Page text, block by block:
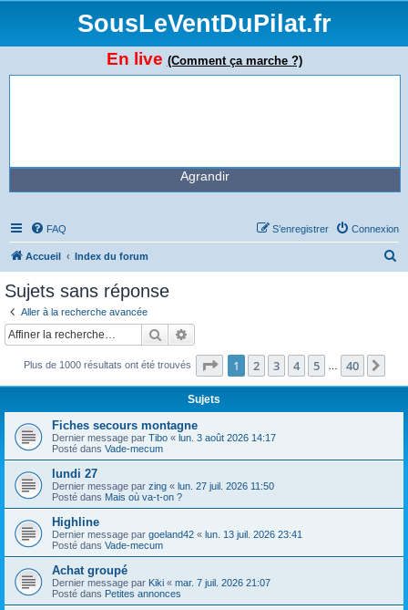
SousLeVentDuPilat.fr
En live (Comment ça marche ?)
Agrandir
FAQ Connexion
S’enregistrer
Accueil Index du forum
c
Sujets sans réponse
Aller à la recherche avancée
Rechercher
Plus de 1000 résultats ont été trouvés Page 1sur40
1 2 3 4 5 40
Sujets
Fiches secours montagne
Dernier message par Tibo « lun. 3 août 2026 14:17
Posté dans Vade-mecum
lundi 27
Dernier message par zing « lun. 27 juil. 2026 11:50
Posté dans Mais où va-t-on ?
Highline
Dernier message par goeland42 « lun. 13 juil. 2026 23:41
Posté dans Vade-mecum
Achat groupé
Dernier message par Kiki « mar. 7 juil. 2026 21:07
Posté dans Petites annonces